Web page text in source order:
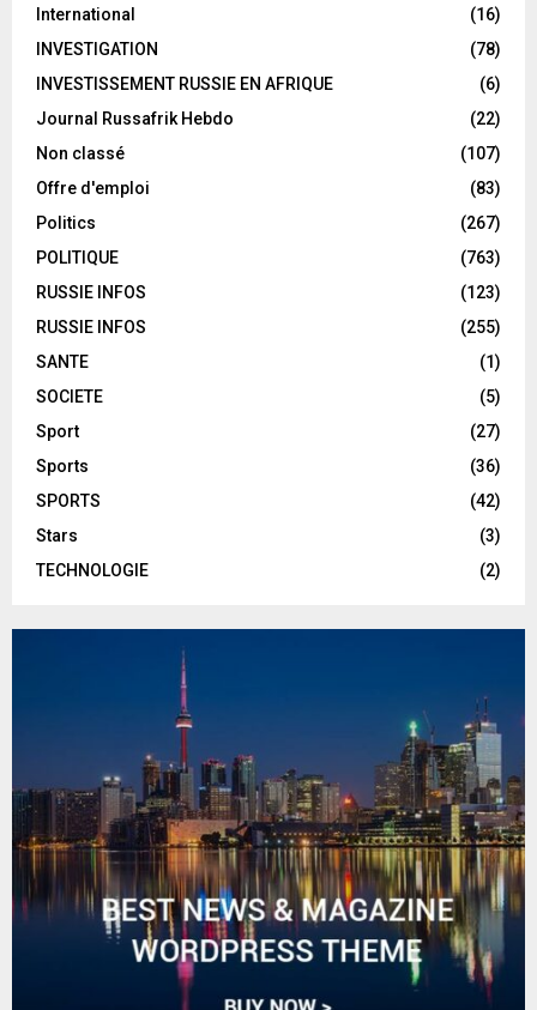
International
(16)
INVESTIGATION
(78)
INVESTISSEMENT RUSSIE EN AFRIQUE
(6)
Journal Russafrik Hebdo
(22)
Non classé
(107)
Offre d'emploi
(83)
Politics
(267)
POLITIQUE
(763)
RUSSIE INFOS
(123)
RUSSIE INFOS
(255)
SANTE
(1)
SOCIETE
(5)
Sport
(27)
Sports
(36)
SPORTS
(42)
Stars
(3)
TECHNOLOGIE
(2)